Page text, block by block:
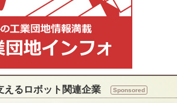
るロボット関連企業 Sponsored